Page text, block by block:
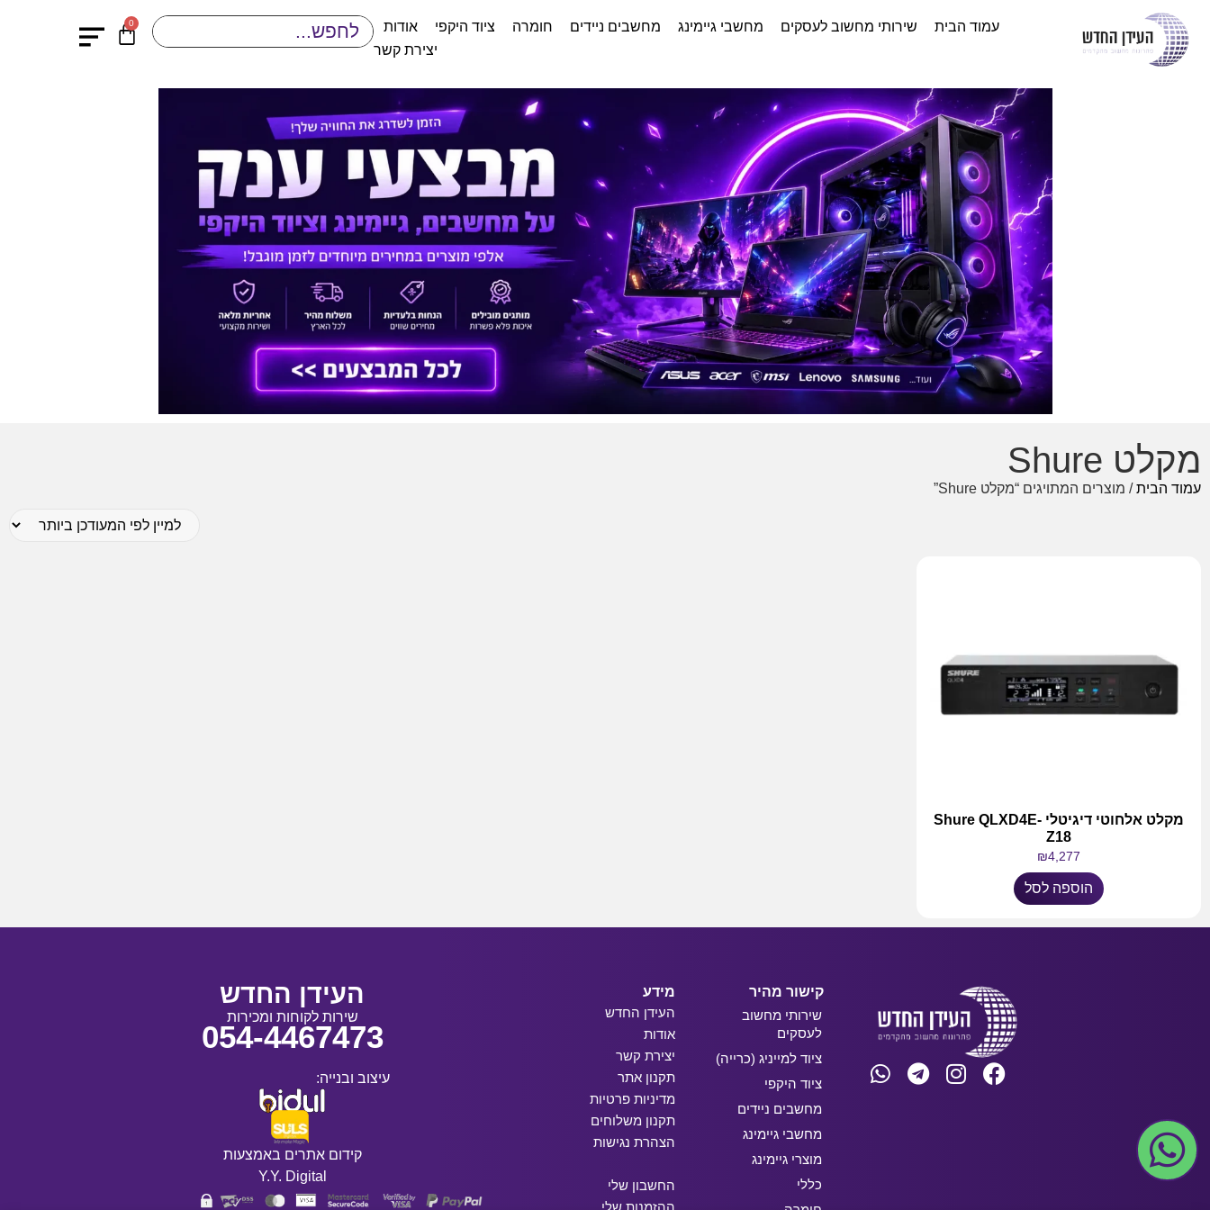
עמוד הבית שירותי מחשוב לעסקים מחשבי גיימינג מחשבים ניידים חומרה ציוד היקפי
אודות
יצירת קשר
0
מקלט Shure
עמוד הבית/ מוצרים המתויגים “מקלט Shure”
מקלט אלחוטי דיגיטלי Shure QLXD4E-
Z18
₪4,277
הוספה לסל
קישור מהיר
שירותי מחשוב
לעסקים
ציוד למייניג (כרייה)
ציוד היקפי
מחשבים ניידים
מחשבי גיימינג
מוצרי גיימינג
כללי
מידע
העידן החדש
אודות
יצירת קשר
תקנון אתר
מדיניות פרטיות
תקנון משלוחים
הצהרת נגישות
החשבון שלי
העידן החדש
שירות לקוחות ומכירות
054-4467473
עיצוב ובנייה:
קידום אתרים באמצעות
Y.Y. Digital